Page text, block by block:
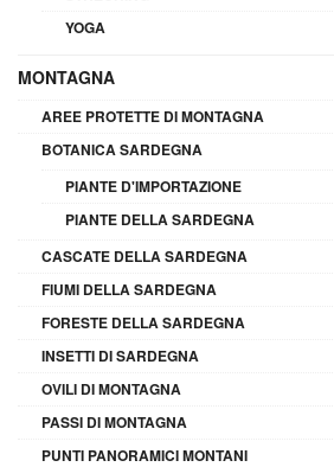
YOGA
MONTAGNA
AREE PROTETTE DI MONTAGNA
BOTANICA SARDEGNA
PIANTE D'IMPORTAZIONE
PIANTE DELLA SARDEGNA
CASCATE DELLA SARDEGNA
FIUMI DELLA SARDEGNA
FORESTE DELLA SARDEGNA
INSETTI DI SARDEGNA
OVILI DI MONTAGNA
PASSI DI MONTAGNA
PUNTI PANORAMICI MONTANI